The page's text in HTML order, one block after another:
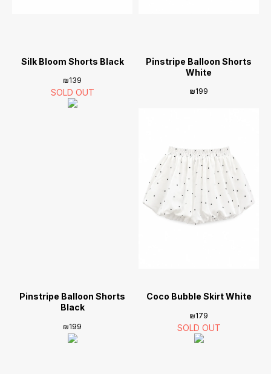
Silk Bloom Shorts Black
₪139
Pinstripe Balloon Shorts
White
₪199
Pinstripe Balloon Shorts
Black
₪199
Coco Bubble Skirt White
₪179